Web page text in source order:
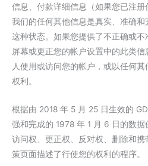
信息、付款详细信息（如果您已注
我们的任何其他信息是真实、准确
这种状态。如果您提供了不正确或
屏幕或更正您的帐户设置中的此类
人使用或访问您的帐户，或以任何
权利。
根据由 2018 年 5 月 25 日生效的
强和完成的 1978 年 1 月 6 日的数
访问权、更正权、反对权、删除和
策页面描述了行使您的权利的程序。